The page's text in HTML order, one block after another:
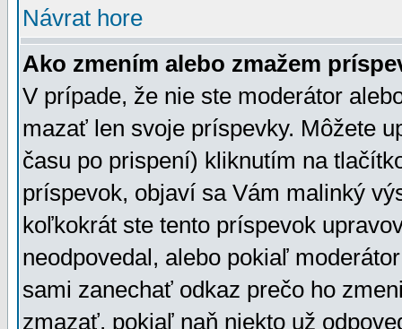
Návrat hore
Ako zmením alebo zmažem
V prípade, že nie ste moderátor
mazať len svoje príspevky. Môžete
času po prispení) kliknutím na
príspevok, objaví sa Vám malinký
koľkokrát ste tento príspevok
neodpovedal, alebo pokiaľ
sami zanechať odkaz prečo ho
zmazať, pokiaľ naň niekto už